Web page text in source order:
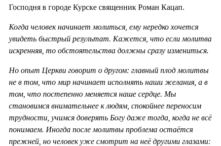
Господня в городе Курске священник Роман Кацап.
Когда человек начинает молиться, ему нередко хочется
увидеть быстрый результат. Кажется, что если молитва
искренняя, то обстоятельства должны сразу измениться.
Но опыт Церкви говорит о другом: главный плод молитвы
не в том, что мир начинает исполнять наши желания, а в
том, что постепенно меняется наше сердце. Мы
становимся внимательнее к людям, спокойнее переносим
трудности, учимся доверять Богу даже тогда, когда не всё
понимаем. Иногда после молитвы проблема остаётся
прежней, но человек уже смотрит на неё другими глазами: